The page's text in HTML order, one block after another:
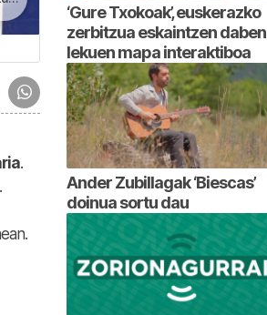
.
‘Gure Txokoak’, euskerazko
zerbitzua eskaintzen daben
lekuen mapa interaktiboa
Ander Zubillagak ‘Biescas’
doinua sortu dau